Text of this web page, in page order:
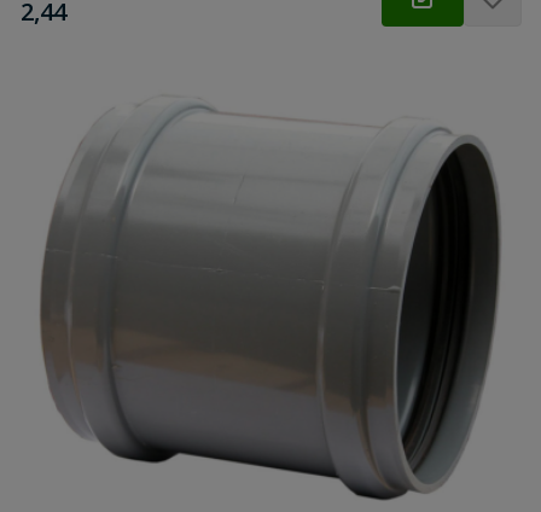
€
2,44